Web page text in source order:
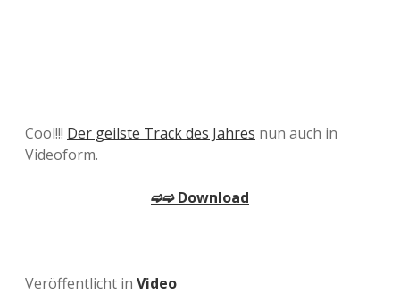
Cool!!! Der geilste Track des Jahres nun auch in
Videoform.
➫➫ Download
Veröffentlicht in Video